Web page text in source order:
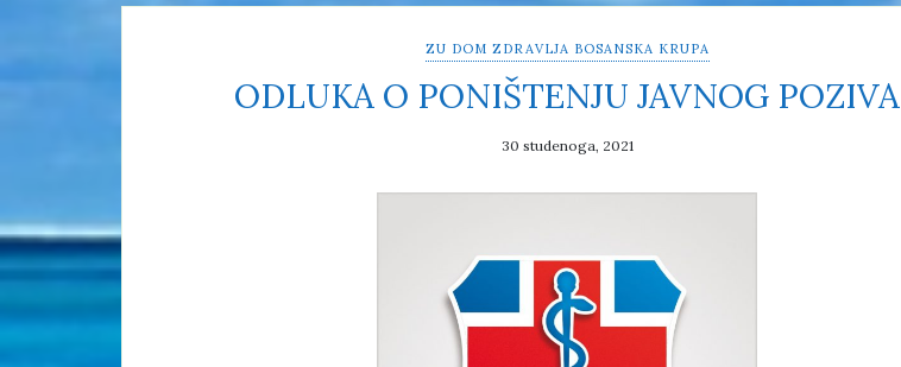
ZU DOM ZDRAVLJA BOSANSKA KRUPA
ODLUKA O PONIŠTENJU JAVNOG POZIVA
30 studenoga, 2021